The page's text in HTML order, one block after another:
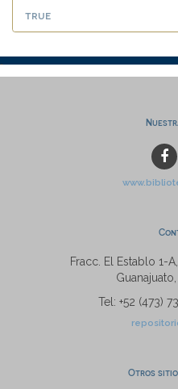
true
Fracc. El Establo 1-
Tel: +52 (473)
Otros